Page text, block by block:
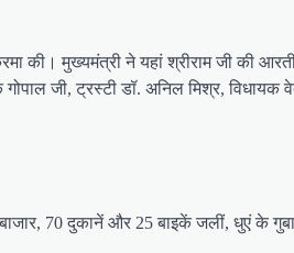
की। मुख्यमंत्री ने यहां श्रीराम जी की
गोपाल जी, ट्रस्टी डॉ. अनिल मिश्र, विधायक
70 दुकानें और 25 बाइकें जलीं, धुएं के